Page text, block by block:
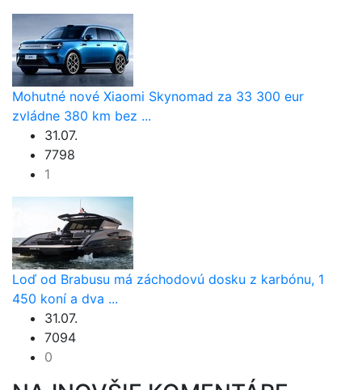
Mohutné nové Xiaomi Skynomad za 33 300 eur
zvládne 380 km bez ...
31.07.
7798
1
Loď od Brabusu má záchodovú dosku z karbónu, 1
450 koní a dva ...
31.07.
7094
0